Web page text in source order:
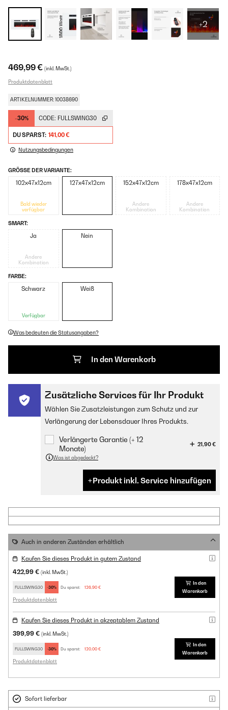
+2
469,99 € (inkl. MwSt.)
Produktdatenblatt
ARTIKELNUMMER: 10038690
-30% CODE: FULLSWING30
DU SPARST: 141,00 €
Nutzungsbedingungen
GRÖSSE DER VARIANTE:
102x47x12cm
Bald wieder
verfügbar
127x47x12cm 152x47x12cm
Andere
Kombination
178x47x12cm
Andere
Kombination
SMART:
Ja
Andere
Kombination
Nein
FARBE:
Schwarz
Verfügbar
Weiß
Was bedeuten die Statusangaben?
In den Warenkorb
Zusätzliche Services für Ihr Produkt
Wählen Sie Zusatzleistungen zum Schutz und zur
Verlängerung der Lebensdauer Ihres Produkts.
Verlängerte Garantie (+ 12
Monate)
21,90 €
Was ist abgedeckt?
Produkt inkl. Service hinzufügen
Auch in anderen Zuständen erhältlich
Kaufen Sie dieses Produkt in gutem Zustand
422,99 € (inkl. MwSt.)
FULLSWING30 -30% Du sparst: 126,90 €
Produktdatenblatt
In den
Warenkorb
Kaufen Sie dieses Produkt in akzeptablem Zustand
399,99 € (inkl. MwSt.)
FULLSWING30 -30% Du sparst: 120,00 €
Produktdatenblatt
In den
Warenkorb
Sofort lieferbar